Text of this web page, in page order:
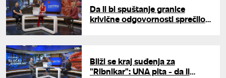
Da li bi spuštanje granice
krivične odgovornosti sprečilo
Bliži se kraj suđenja za
"Ribnikar": UNA pita - da li